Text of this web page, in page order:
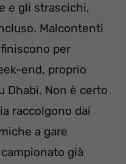
e gli strascichi,
Malcontenti
per
end, proprio
Dhabi. Non è certo
raccolgono dai
a gare
già